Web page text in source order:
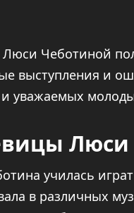
Чеботиной
выступления и
уважаемых
училась
в различных